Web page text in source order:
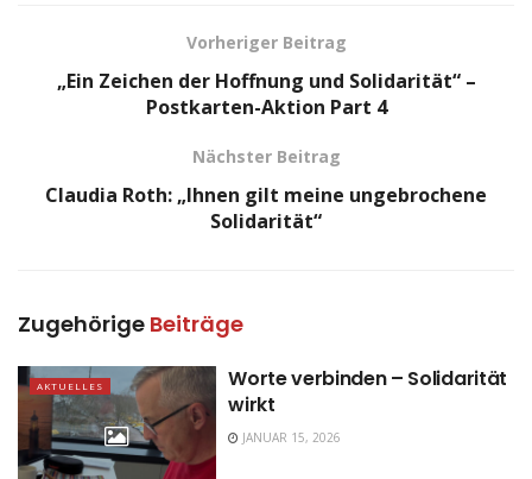
Vorheriger Beitrag
„Ein Zeichen der Hoffnung und Solidarität“ –
Postkarten-Aktion Part 4
Nächster Beitrag
Claudia Roth: „Ihnen gilt meine ungebrochene
Solidarität“
Zugehörige Beiträge
AKTUELLES
Worte verbinden – Solidarität
wirkt
JANUAR 15, 2026